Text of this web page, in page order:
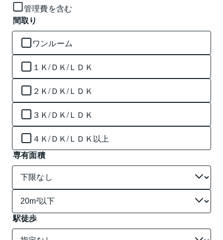
管理費を含む
間取り
ワンルーム
１Ｋ/ＤＫ/ＬＤＫ
２Ｋ/ＤＫ/ＬＤＫ
３Ｋ/ＤＫ/ＬＤＫ
４Ｋ/ＤＫ/ＬＤＫ以上
専有面積
駅徒歩